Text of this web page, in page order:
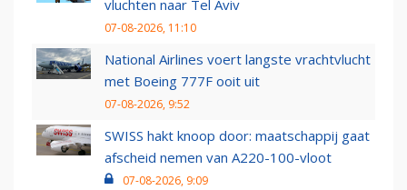
vluchten naar Tel Aviv
07-08-2026, 11:10
National Airlines voert langste vrachtvlucht
met Boeing 777F ooit uit
07-08-2026, 9:52
SWISS hakt knoop door: maatschappij gaat
afscheid nemen van A220-100-vloot
07-08-2026, 9:09